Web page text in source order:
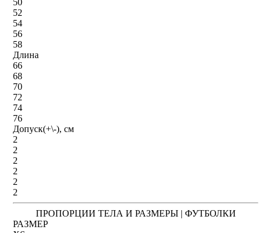
50
52
54
56
58
Длина
66
68
70
72
74
76
Допуск(+\-), см
2
2
2
2
2
2
ПРОПОРЦИИ ТЕЛА И РАЗМЕРЫ | ФУТБОЛКИ
РАЗМЕР